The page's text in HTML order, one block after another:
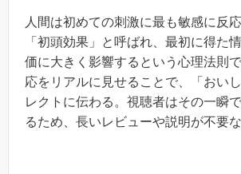
人間は初めての刺激に最も敏感に反
「初頭効果」と呼ばれ、最初に得た
価に大きく影響するという心理法則
応をリアルに見せることで、「おい
レクトに伝わる。視聴者はその一瞬
るため、長いレビューや説明が不要な